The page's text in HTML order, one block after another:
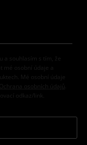
a souhlasím s tím, že
mé osobní údaje a
Mé osobní údaje
Ochrana osobních údajů
odkaz/link.